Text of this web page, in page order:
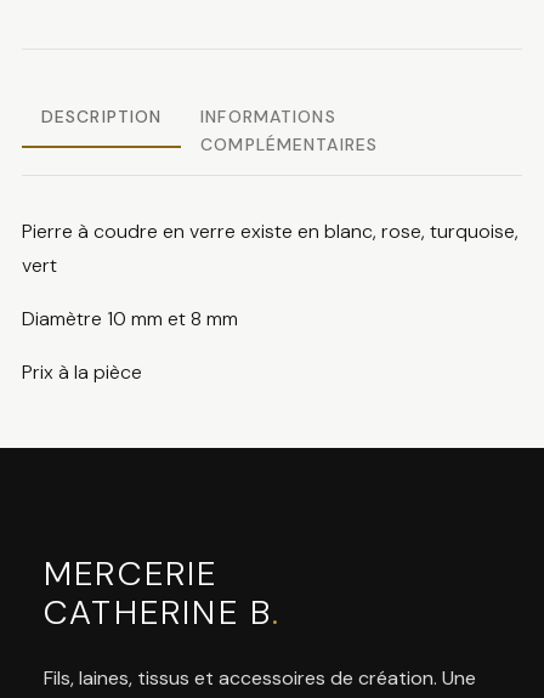
DESCRIPTION
INFORMATIONS
COMPLÉMENTAIRES
Pierre à coudre en verre existe en blanc, rose, turquoise,
vert
Diamètre 10 mm et 8 mm
Prix à la pièce
MERCERIE
CATHERINE B.
Fils, laines, tissus et accessoires de création. Une